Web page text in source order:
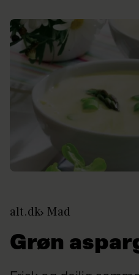
alt.dk Mad
Grøn